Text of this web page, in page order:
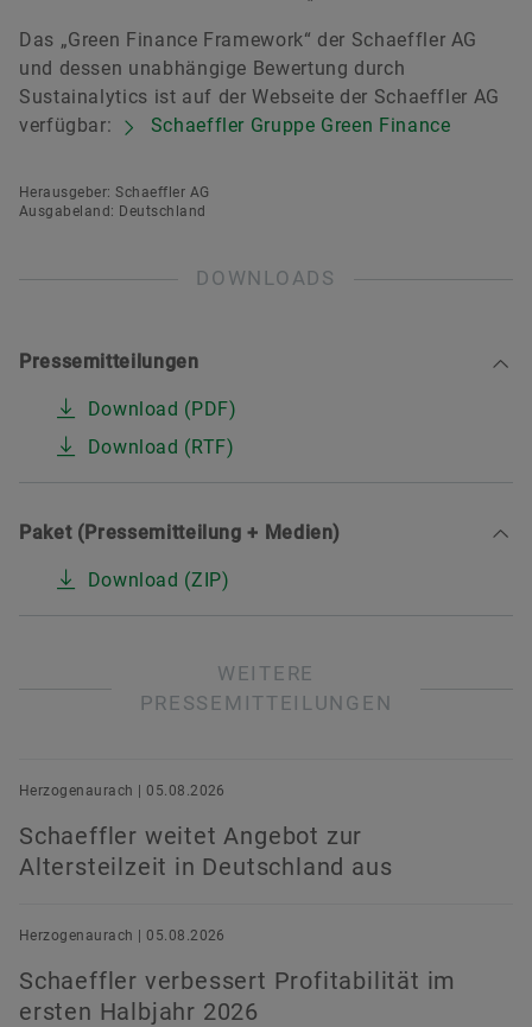
ir@schaeffler.com
Das „Green Finance Framework“ der Schaeffler AG
und dessen unabhängige Bewertung durch
Sustainalytics ist auf der Webseite der Schaeffler AG
verfügbar:
Schaeffler Gruppe Green Finance
Herausgeber: Schaeffler AG
Ausgabeland: Deutschland
DOWNLOADS
Pressemitteilungen
Download (PDF)
Download (RTF)
Paket (Pressemitteilung + Medien)
Download (ZIP)
WEITERE
PRESSEMITTEILUNGEN
Herzogenaurach | 05.08.2026
Schaeffler weitet Angebot zur
Altersteilzeit in Deutschland aus
Herzogenaurach | 05.08.2026
Schaeffler verbessert Profitabilität im
ersten Halbjahr 2026